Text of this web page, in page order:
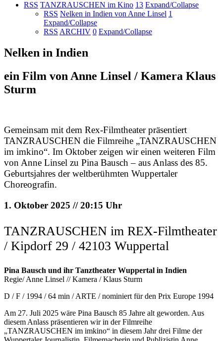
RSS TANZRAUSCHEN im Kino 13 Expand/Collapse
RSS Nelken in Indien von Anne Linsel 1
Expand/Collapse
RSS ARCHIV 0 Expand/Collapse
Nelken in Indien
ein Film von Anne Linsel / Kamera Klaus
Sturm
Gemeinsam mit dem Rex-Filmtheater präsentiert
TANZRAUSCHEN die Filmreihe „TANZRAUSCHEN
im imkino“. Im Oktober zeigen wir einen weiteren Film
von Anne Linsel zu Pina Bausch – aus Anlass des 85.
Geburtsjahres der weltberühmten Wuppertaler
Choreografin.
1. Oktober 2025 // 20:15 Uhr
TANZRAUSCHEN im REX-Filmtheater
/ Kipdorf 29 / 42103 Wuppertal
Pina Bausch und ihr Tanztheater Wuppertal in Indien
Regie/ Anne Linsel // Kamera / Klaus Sturm
D / F / 1994 / 64 min / ARTE / nominiert für den Prix Europe 1994
Am 27. Juli 2025 wäre Pina Bausch 85 Jahre alt geworden. Aus
diesem Anlass präsentieren wir in der Filmreihe
„TANZRAUSCHEN im imkino“ in diesem Jahr drei Filme der